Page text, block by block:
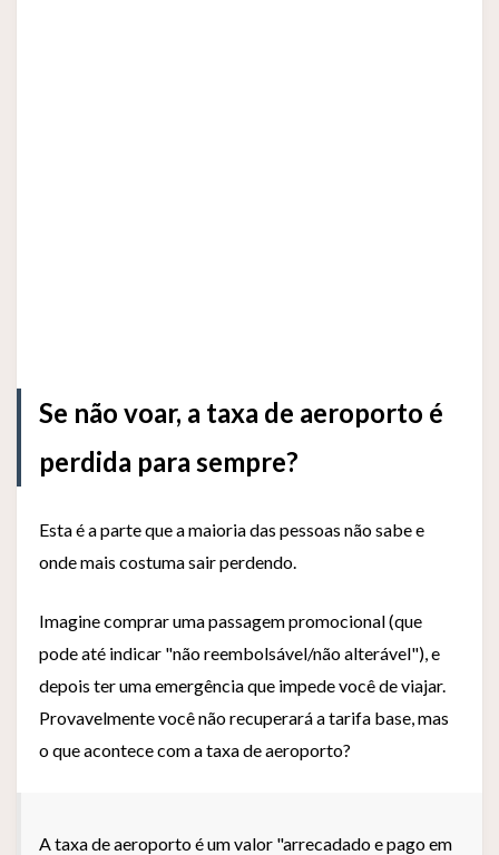
Se não voar, a taxa de aeroporto é
perdida para sempre?
Esta é a parte que a maioria das pessoas não sabe e
onde mais costuma sair perdendo.
Imagine comprar uma passagem promocional (que
pode até indicar "não reembolsável/não alterável"), e
depois ter uma emergência que impede você de viajar.
Provavelmente você não recuperará a tarifa base, mas
o que acontece com a taxa de aeroporto?
A taxa de aeroporto é um valor "arrecadado e pago em